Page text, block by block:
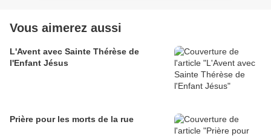
Vous aimerez aussi
L'Avent avec Sainte Thérèse de
l'Enfant Jésus
Prière pour les morts de la rue